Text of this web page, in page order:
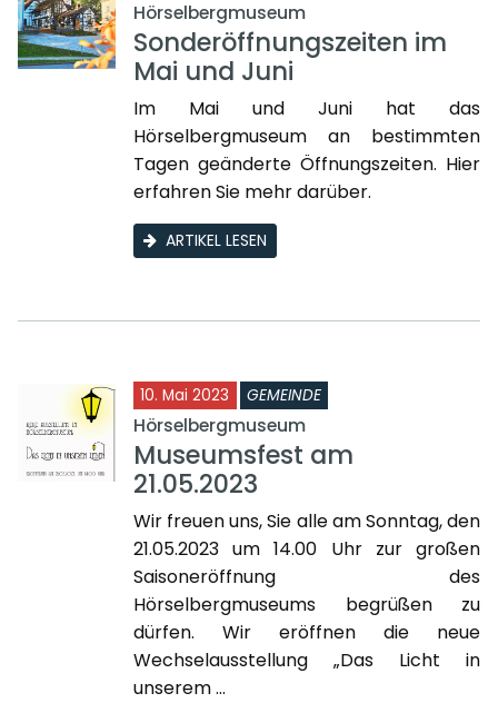
Hörselbergmuseum
Sonderöffnungszeiten im
Mai und Juni
Im Mai und Juni hat das
Hörselbergmuseum an bestimmten
Tagen geänderte Öffnungszeiten. Hier
erfahren Sie mehr darüber.
ARTIKEL LESEN
10. Mai 2023 GEMEINDE
Hörselbergmuseum
Museumsfest am
21.05.2023
Wir freuen uns, Sie alle am Sonntag, den
21.05.2023 um 14.00 Uhr zur großen
Saisoneröffnung des
Hörselbergmuseums begrüßen zu
dürfen. Wir eröffnen die neue
Wechselausstellung „Das Licht in
unserem ...